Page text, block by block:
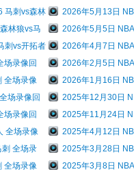
马刺vs森林
2026年5月13日
林狼vs马
2026年5月5日
刺vs开拓者
2026年4月7日
场录像回
2026年2月5日
全场录像
2026年1月16日
场录像回
2025年12月30日
场录像回
2025年11月24日
全场录像
2025年4月12日
全场录
2025年3月28日
全场录像
2025年3月8日